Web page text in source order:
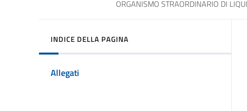
ORGANISMO STRAORDINARIO DI
INDICE DELLA PAGINA
Allegati